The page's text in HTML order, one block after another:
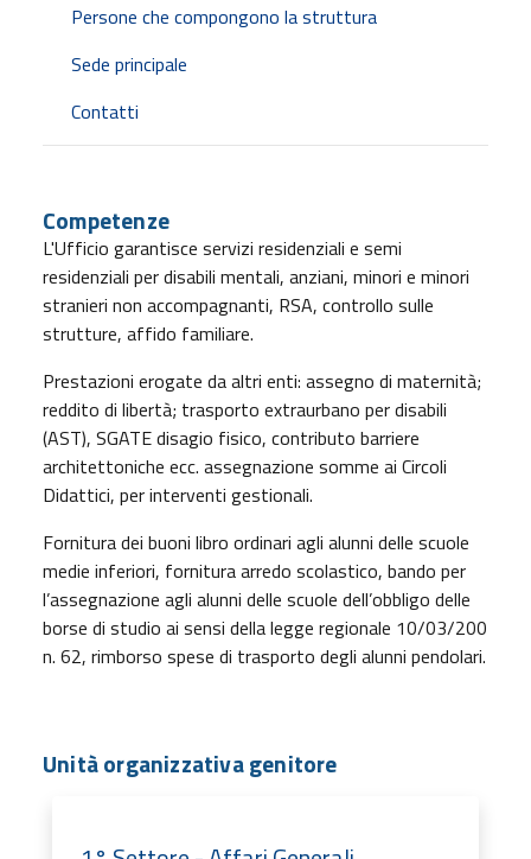
Persone che compongono la struttura
Sede principale
Contatti
Competenze
L'Ufficio garantisce servizi residenziali e semi
residenziali per disabili mentali, anziani, minori e minori
stranieri non accompagnanti, RSA, controllo sulle
strutture, affido familiare.
Prestazioni erogate da altri enti: assegno di maternità;
reddito di libertà; trasporto extraurbano per disabili
(AST), SGATE disagio fisico, contributo barriere
architettoniche ecc. assegnazione somme ai Circoli
Didattici, per interventi gestionali.
Fornitura dei buoni libro ordinari agli alunni delle scuole
medie inferiori, fornitura arredo scolastico, bando per
l’assegnazione agli alunni delle scuole dell’obbligo delle
borse di studio ai sensi della legge regionale 10/03/200
n. 62, rimborso spese di trasporto degli alunni pendolari.
Unità organizzativa genitore